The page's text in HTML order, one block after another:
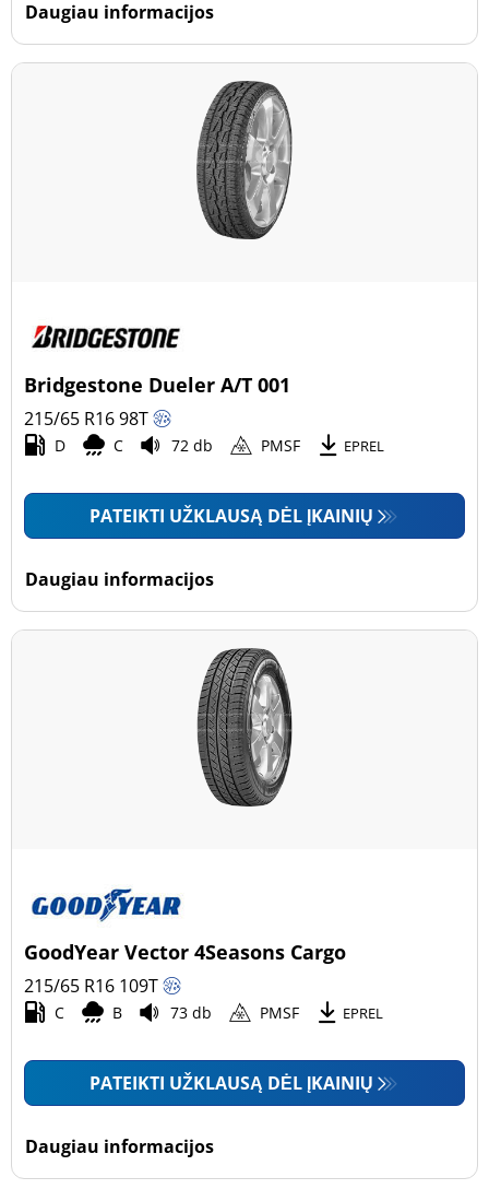
Daugiau informacijos
Bridgestone Dueler A/T 001
215/65 R1698T
D C 72 db PMSF EPREL
PATEIKTI UŽKLAUSĄ DĖL ĮKAINIŲ
Daugiau informacijos
GoodYear Vector 4Seasons Cargo
215/65 R16 109T
C B 73 db PMSF EPREL
PATEIKTI UŽKLAUSĄ DĖL ĮKAINIŲ
Daugiau informacijos